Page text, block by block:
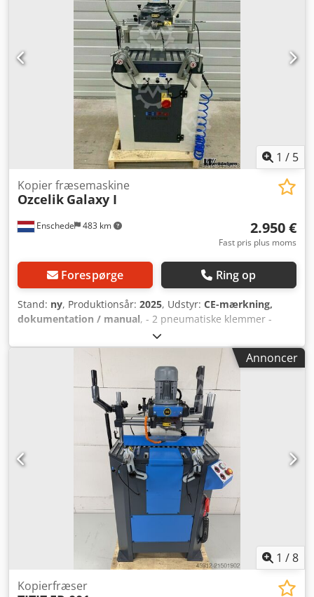
Slaglængde: 105 mm Elektrisk tilslutning: 230/400 V, 3~, 50
Hz Effekt: 0,74 kW Tryklufttilslutning: 7 bar Luftforbrug pr.
arbejdscyklus: 12 l uden spraysystem 24 l med
spraysystem Dimensioner AS 170/00 Længde: 780 mm
Dybde: 770 mm Højde: 1.500 mm Vægt: 200 kg Dcsdpfx
Aisza Iifs Sek Udstyr Stort fræseområde trods kompakt
konstruktion Kopifræseudførelse efter sideanslag eller
skabelon (1:1) Pneumatisk, totrins kopistift til forskellige
fræserdiametre Patenteret ophængning af kopiarmsstang
for præcise fræsninger Bordhøjdejustering til profiler op til
400 mm højde "Spindle Lock" for hurtig værktøjsskift
Pneumatisk materialeopsætningsenhed Dosersprayanlæg
1 / 5
Enschede 483 km
Kopier fræsemaskine
Ozcelik Galaxy I
2.950 €
Fast pris plus moms
Forespørge Ring op
Stand: ny, Produktionsår: 2025, Udstyr: CE-mærkning,
dokumentation / manual, - 2 pneumatiske klemmer -
Køling - Materialestop - Dokumentation - 400V Dcsdpfxjgg
N Tae Ai Ssk
Annoncer
1 /8
Kopierfræser